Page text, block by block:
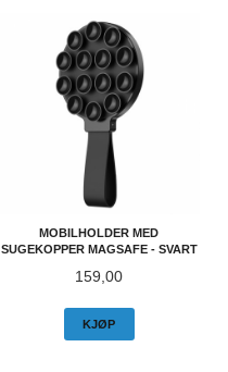
MOBILHOLDER MED
SUGEKOPPER MAGSAFE - SVART
Pris
159,00
KJØP